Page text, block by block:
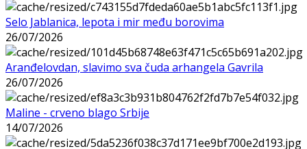
Selo Jablanica, lepota i mir među borovima
26/07/2026
Aranđelovdan, slavimo sva čuda arhangela Gavrila
26/07/2026
Maline - crveno blago Srbije
14/07/2026